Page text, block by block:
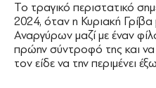
Το τραγικό περιστατικό
2024, όταν η Κυριακή
Αναργύρων μαζί με έναν
πρώην σύντροφό της και
τον είδε να την περιμένει